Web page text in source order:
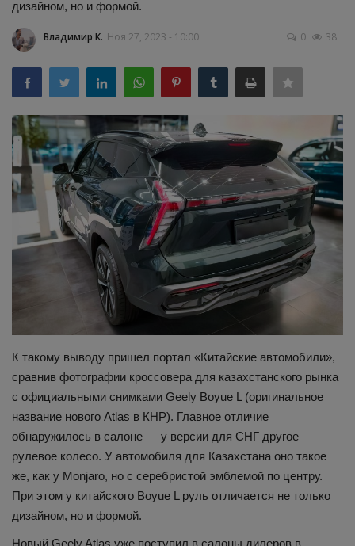
Здоровье
Наука и открытия
дизайном, но и формой.
Владимир К. Ноя 27, 2023 - 10:00 0 38
К такому выводу пришел портал «Китайские автомобили»,
сравнив фотографии кроссовера для казахстанского рынка
с официальными снимками Geely Boyue L (оригинальное
название нового Atlas в КНР). Главное отличие
обнаружилось в салоне — у версии для СНГ другое
рулевое колесо. У автомобиля для Казахстана оно такое
же, как у Monjaro, но с серебристой эмблемой по центру.
При этом у китайского Boyue L руль отличается не только
дизайном, но и формой.